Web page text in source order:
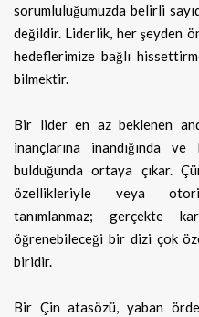
sorumluluğumuzda belirli
değildir. Liderlik, her şeyden
hedeflerimize bağlı
bilmektir.
Bir lider en az beklenen
inançlarına inandığında
bulduğunda ortaya çıkar.
özellikleriyle veya
tanımlanmaz; gerçekte
öğrenebileceği bir dizi çok
biridir.
Bir Çin atasözü, yaban